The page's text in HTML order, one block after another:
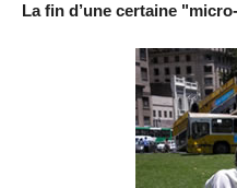
La fin d’une certaine